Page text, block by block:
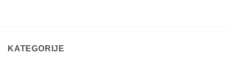
KATEGORIJE